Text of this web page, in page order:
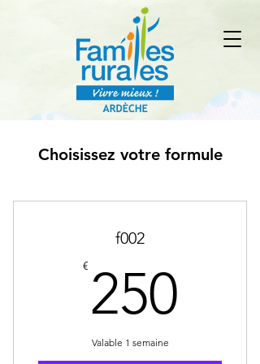
Choisissez votre formule
f002
€ 250
Valable 1 semaine